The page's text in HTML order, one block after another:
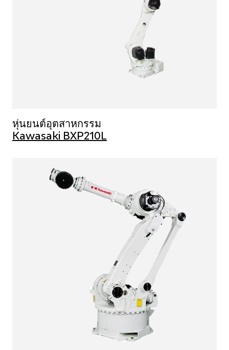
หุ่นยนต์อุตสาหกรรม
Kawasaki BXP210L